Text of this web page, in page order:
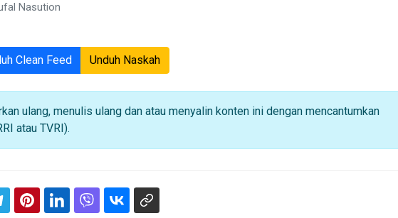
Nasution
Clean Feed Unduh Naskah
ulang, menulis ulang dan atau menyalin konten ini dengan mencantumkan
atau TVRI).